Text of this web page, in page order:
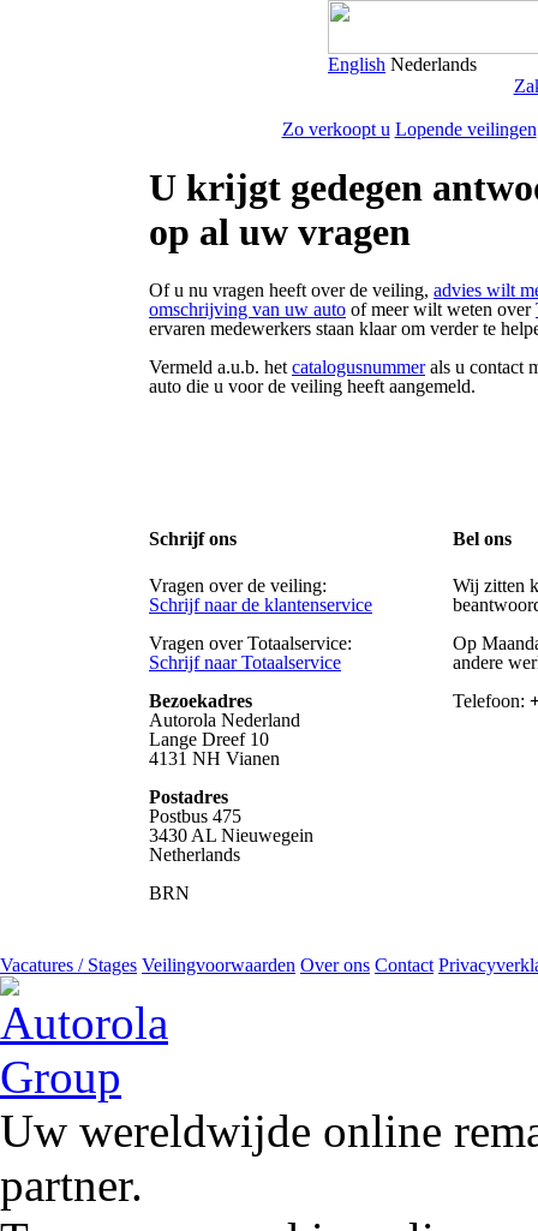
English Nederlands
Zo verkoopt u Lopende veilingen
U krijgt gedegen
op al uw vragen
Of u nu vragen heeft over de veiling, advies wilt
omschrijving van uw auto of meer wilt weten over
ervaren medewerkers staan klaar om verder te
Vermeld a.u.b. het catalogusnummerals u contact
auto die u voor de veiling heeft aangemeld.
Schrijf ons
Vragen over de veiling:
Schrijf naar de klantenservice
Vragen over Totaalservice:
Schrijf naar Totaalservice
Bezoekadres
Autorola Nederland
Lange Dreef 10
4131 NH Vianen
Postadres
Postbus 475
3430 AL Nieuwegein
Netherlands
BRN
Bel ons
Wij zitten
Op
andere
Telefoon:
Vacatures / Stages Veilingvoorwaarden Over ons Contact
Uw wereldwijde online
partner.